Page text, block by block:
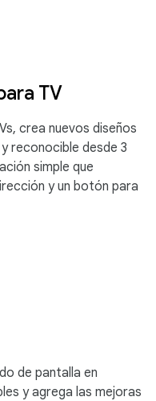
TV
crea nuevos diseños
reconocible desde 3
simple que
y un botón para
de pantalla en
y agrega las mejoras